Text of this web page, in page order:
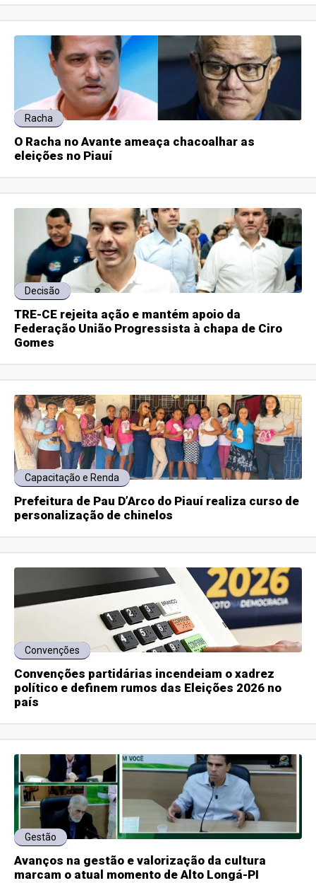
Racha
O Racha no Avante ameaça chacoalhar as
eleições no Piauí
Decisão
TRE-CE rejeita ação e mantém apoio da
Federação União Progressista à chapa de Ciro
Gomes
Capacitação e Renda
Prefeitura de Pau D’Arco do Piauí realiza curso de
personalização de chinelos
Convenções
Convenções partidárias incendeiam o xadrez
político e definem rumos das Eleições 2026 no
país
Gestão
Avanços na gestão e valorização da cultura
marcam o atual momento de Alto Longá-PI